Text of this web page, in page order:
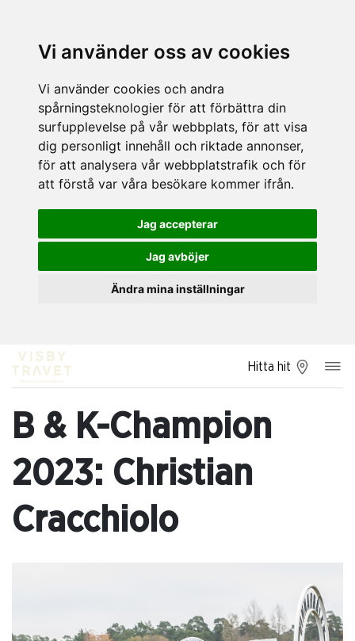
Vi använder oss av cookies
Vi använder cookies och andra
spårningsteknologier för att förbättra din
surfupplevelse på vår webbplats, för att visa
dig personligt innehåll och riktade annonser,
för att analysera vår webbplatstrafik och för
att förstå var våra besökare kommer ifrån.
Jag accepterar
Jag avböjer
Ändra mina inställningar
Hitta hit
B & K-Champion
2023: Christian
Cracchiolo